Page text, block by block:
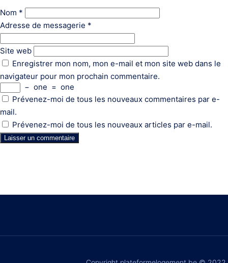
Nom *
Adresse de messagerie *
Site web
Enregistrer mon nom, mon e-mail et mon site web dans le
navigateur pour mon prochain commentaire.
− one = one
Prévenez-moi de tous les nouveaux commentaires par e-
mail.
Prévenez-moi de tous les nouveaux articles par e-mail.